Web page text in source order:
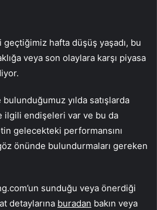
hafta düşüş yaşadı, bu
veya son olaylara karşı piyasa
yılda satışlarda
ilgili endişeleri var ve bu da
gelecekteki performansını
önünde bulundurmaları gereken
sunduğu veya önerdiği
detaylarına buradan bakın veya